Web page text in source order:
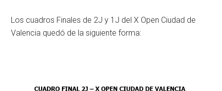
Los cuadros Finales de 2J y 1J del X Open Ciudad de
Valencia quedó de la siguiente forma: